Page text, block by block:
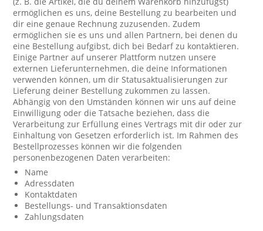
ermöglichen es uns, deine Bestellung zu bearbeiten und
dir eine genaue Rechnung zuzusenden. Zudem
ermöglichen sie es uns und allen Partnern, bei denen du
eine Bestellung aufgibst, dich bei Bedarf zu kontaktieren.
Einige Partner auf unserer Plattform nutzen unsere
externen Lieferunternehmen, die deine Informationen
verwenden können, um dir Statusaktualisierungen zur
Lieferung deiner Bestellung zukommen zu lassen.
Abhängig von den Umständen können wir uns auf deine
Einwilligung oder die Tatsache beziehen, dass die
Verarbeitung zur Erfüllung eines Vertrags mit dir oder zur
Einhaltung von Gesetzen erforderlich ist. Im Rahmen des
Bestellprozesses können wir die folgenden
personenbezogenen Daten verarbeiten:
Name
Adressdaten
Kontaktdaten
Bestellungs- und Transaktionsdaten
Zahlungsdaten